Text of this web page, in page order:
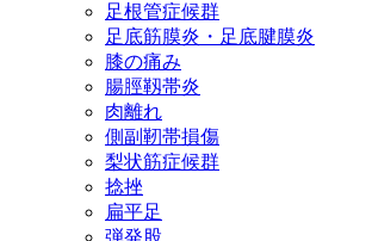
足根管症候群
足底筋膜炎・足底腱膜炎
膝の痛み
腸脛靱帯炎
肉離れ
側副靭帯損傷
梨状筋症候群
捻挫
扁平足
弾発股